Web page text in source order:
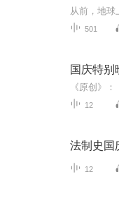
501
国庆特别
12
法制史国
12